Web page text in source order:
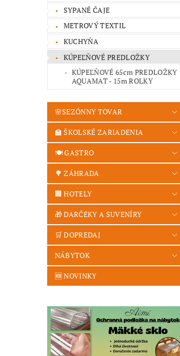
SYPANÉ ČAJE
METROVÝ TEXTIL
KUCHYŇA
KÚPEĽŇOVÉ PREDLOŽKY
KÚPEĽŇOVÉ 65cm PREDLOŽKY
AQUAMAT - 15m ROLKY
🌸SEZÓNNY TOVAR
🏫 ŠKOLSKÉ ZARIADENIA
🍽️ GASTRO
🌳 ZÁHRADA
🏢 HOTELY
🎁 DARČEKY A SUVENÍRY
🛒 DOPREDAJ
NÁBYTOK
🆕 NOVINKY